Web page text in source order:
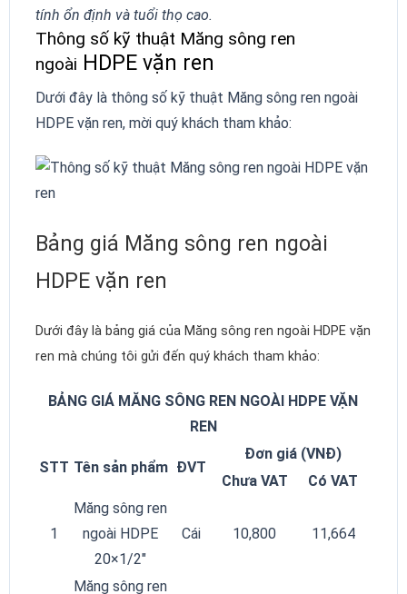
tính ổn định và tuổi thọ cao.
Thông số kỹ thuật Măng sông ren
ngoài HDPE vặn ren
Dưới đây là thông số kỹ thuật Măng sông ren ngoài
HDPE vặn ren, mời quý khách tham khảo:
Bảng giá Măng sông ren ngoài
HDPE vặn ren
Dưới đây là bảng giá củaMăng sông ren ngoài HDPE vặn
ren mà chúng tôi gửi đến quý khách tham khảo:
BẢNG GIÁ MĂNG SÔNG REN NGOÀI HDPE VẶN
REN
STT Tên sản phẩm ĐVT
Đơn giá (VNĐ)
Chưa VAT
Có VAT
1
Măng sông ren
ngoài HDPE
20×1/2″
Cái 10,800 11,664
Măng sông ren